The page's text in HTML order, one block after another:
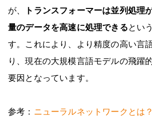
が、
トランスフォーマーは並列処理
量のデータを高速に処理できる とい
す。これにより、より精度の高い言
り、現在の大規模言語モデルの飛躍
要因となっています。
参考： ニューラルネットワークとは